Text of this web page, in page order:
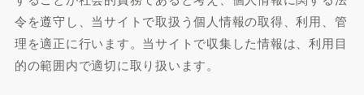
令を遵守し、当サイトで取扱う個人情報の取得、利用、管
理を適正に行います。当サイトで収集した情報は、利用目
的の範囲内で適切に取り扱います。